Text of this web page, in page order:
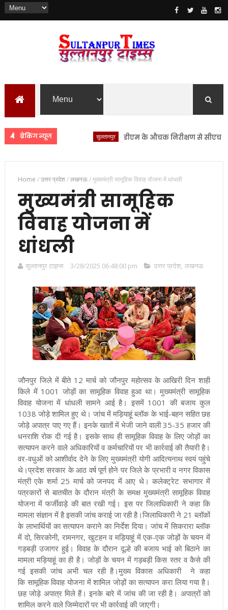
ब्रेकिंग न्यूज डीएम के औचक निरीक्षण से सीएचसी
Home /उत्तर प्रदेश/लखनऊ/मुख्यमंत्री सामूहिक विवाह योजना में धांधली
मुख्यमंत्री सामूहिक
विवाह योजना में
धांधली
सुल्तानपुर टाइम्स 3/28/2025 06:48:00 pm उत्तर प्रदेश, लखनऊ
जौनपुर जिले मेंबीते 12 मार्च को जौनपुर महोत्सव के आखिरी दिन शाही
किले में 1001 जोड़ों का सामूहिक विवाह हुआ था। मुख्यमंत्री सामूहिक
विवाह योजना में धांधली सामने आई है। इसमें 1001 की बजाय कुल
1038 जोड़े शामिल हुए थे। जांच में मड़ियाहूं ब्लॉक के भाई-बहन सहित छह
जोड़े अपात्र पाए गए हैं। इनके खातों में भेजी जाने वाली 35-35 हजार की
धनराशि रोक दी गई है। इसके साथ ही सामूहिक विवाह के लिए जोड़ों का
सत्यापन करने वाले अधिकारियों व कर्मचारियों पर भी कार्रवाई की तैयारी है।
वर-वधुओं को आशीर्वाद देने के लिए मुख्यमंत्री योगी आदित्यनाथ स्वयं पहुंचे
थे।प्रदेश सरकार के आठ वर्ष पूर्ण होने पर जिले के प्रभारी व नगर विकास
मंत्री एके शर्मा 25 मार्च को जनपद में आए थे। कलेक्ट्रेट सभागार में
पत्रकारों से बातचीत के दौरान मंत्री के समक्ष मुख्यमंत्री सामूहिक विवाह
योजना में फर्जीवाड़े की बात रखी गई। इस पर जिलाधिकारी ने कहा कि
मामला संज्ञान में है इसकी जांच कराई जा रही है।जिलाधिकारी ने 21 ब्लॉकों
के लाभार्थियों का सत्यापन कराने का निर्देश दिया। जांच में सिकरारा ब्लॉक
में दो, सिरकोनी, रामनगर, खुटहन व मड़ियाहूं में एक-एक जोड़ों के चयन में
गड़बड़ी उजागर हुई। विवाह के दौरान दूल्हे की बजाय भाई को बिठाने का
मामला मड़ियाहूं का ही है। जोड़ों के चयन में गड़बड़ी किस स्तर व कैसे की
गई इसकी जांच अभी चल रही है।मुख्‍य वि‍कास अधि‍कारी ने कहा
क‍ि सामूहिक विवाह योजना में शामिल जोड़ों का सत्यापन करा लिया गया है।
छह जोड़े अपात्र मिले हैं। इनके बारे में जांच की जा रही है। अपात्रों को
शामिल करने वाले जिम्मेदारों पर भी कार्रवाई की जाएगी।